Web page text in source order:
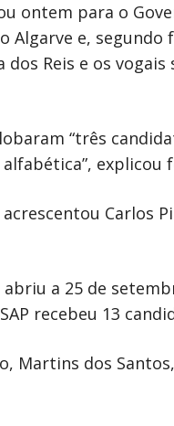
ontem para o
Algarve e, segundo
Reis e os vogais
“três
explicou
Carlos
a 25 de
recebeu 13
Martins dos